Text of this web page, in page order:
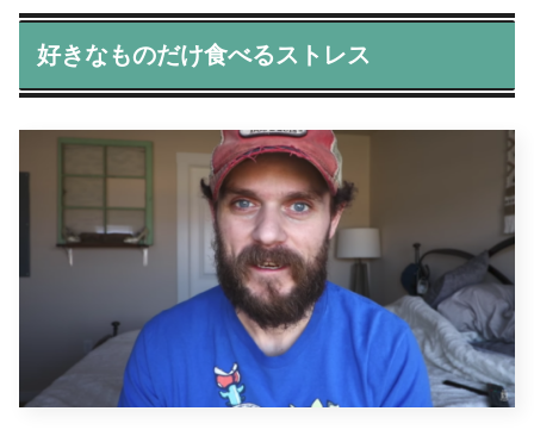
好きなものだけ食べるストレス